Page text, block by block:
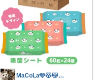
MaCoLa🩵😽😽🩷②🫶✨